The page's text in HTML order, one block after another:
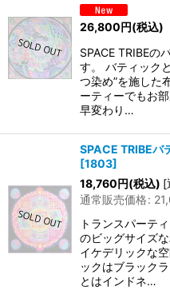
26,800円(税込)
SPACE TRIBEの
す。 バティック
つ染め”を施した
ーティーでもお
早変わり…
SPACE TRIBE
[1803]
18,760円(税込) [
通常販売価格:
トランスパーテ
のビッグサイズ
イケデリックな
ックはブラック
とはインドネ…